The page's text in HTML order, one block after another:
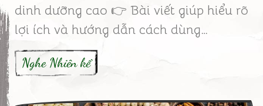
dinh dưỡng cao 👉 Bài viết giúp hiểu rõ
lợi ích và hướng dẫn cách dùng…
Nghe Nhiên kể